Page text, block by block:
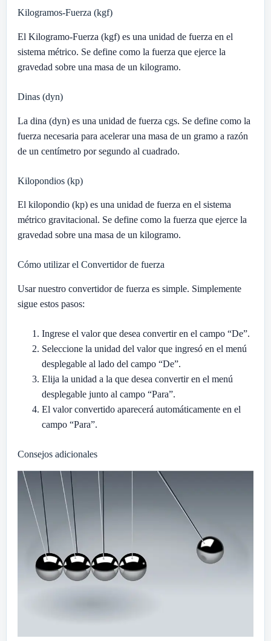
Kilogramos-Fuerza (kgf)
El Kilogramo-Fuerza (kgf) es una unidad de fuerza en el
sistema métrico. Se define como la fuerza que ejerce la
gravedad sobre una masa de un kilogramo.
Dinas (dyn)
La dina (dyn) es una unidad de fuerza cgs. Se define como la
fuerza necesaria para acelerar una masa de un gramo a razón
de un centímetro por segundo al cuadrado.
Kilopondios (kp)
El kilopondio (kp) es una unidad de fuerza en el sistema
métrico gravitacional. Se define como la fuerza que ejerce la
gravedad sobre una masa de un kilogramo.
Cómo utilizar el Convertidor de fuerza
Usar nuestro convertidor de fuerza es simple. Simplemente
sigue estos pasos:
Ingrese el valor que desea convertir en el campo “De”.
Seleccione la unidad del valor que ingresó en el menú
desplegable al lado del campo “De”.
Elija la unidad a la que desea convertir en el menú
desplegable junto al campo “Para”.
El valor convertido aparecerá automáticamente en el
campo “Para”.
Consejos adicionales